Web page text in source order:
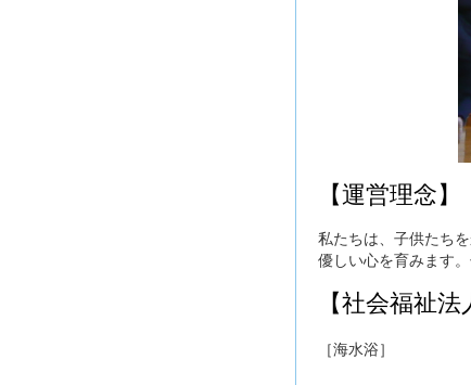
【運営理念】
私たちは、子供たち
優しい心を育みます
【社会福祉
［海水浴］